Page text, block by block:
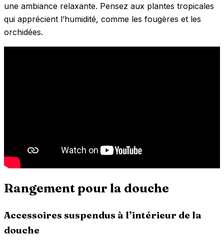
une ambiance relaxante. Pensez aux plantes tropicales
qui apprécient l’humidité, comme les fougères et les
orchidées.
Rangement pour la douche
Accessoires suspendus à l’intérieur de la
douche